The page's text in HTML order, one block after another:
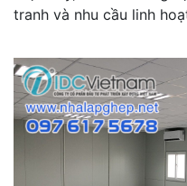
tranh và nhu cầu linh